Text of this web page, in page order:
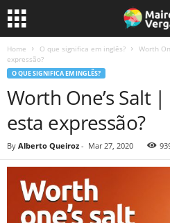
Home O que significa em inglês?
Worth
expressão?
O QUE SIGNIFICA EM INGLÊS?
Worth One’s Salt
esta expressão?
By Alberto Queiroz - Mar 27, 2020